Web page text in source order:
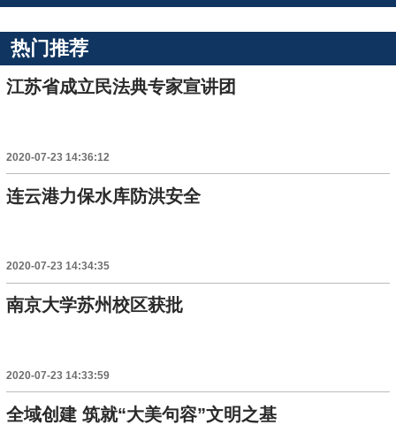
热门推荐
江苏省成立民法典专家宣讲团
2020-07-23 14:36:12
连云港力保水库防洪安全
2020-07-23 14:34:35
南京大学苏州校区获批
2020-07-23 14:33:59
全域创建 筑就“大美句容”文明之基